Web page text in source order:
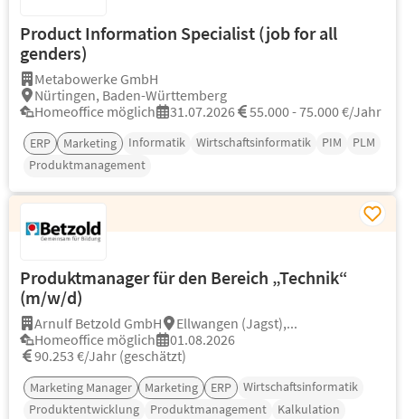
Product Information Specialist (job for all
genders)
Metabowerke GmbH
Nürtingen, Baden-Württemberg
Homeoffice möglich
31.07.2026 55.000 - 75.000 €/Jahr
ERP Marketing Informatik Wirtschaftsinformatik PIM
PLM
Produktmanagement
Produktmanager für den Bereich „Technik“
(m/w/d)
Arnulf Betzold GmbH
Ellwangen (Jagst),...
Homeoffice möglich
01.08.2026
90.253 €/Jahr (geschätzt)
Marketing Manager Marketing ERP
Wirtschaftsinformatik
Produktentwicklung
Produktmanagement Kalkulation